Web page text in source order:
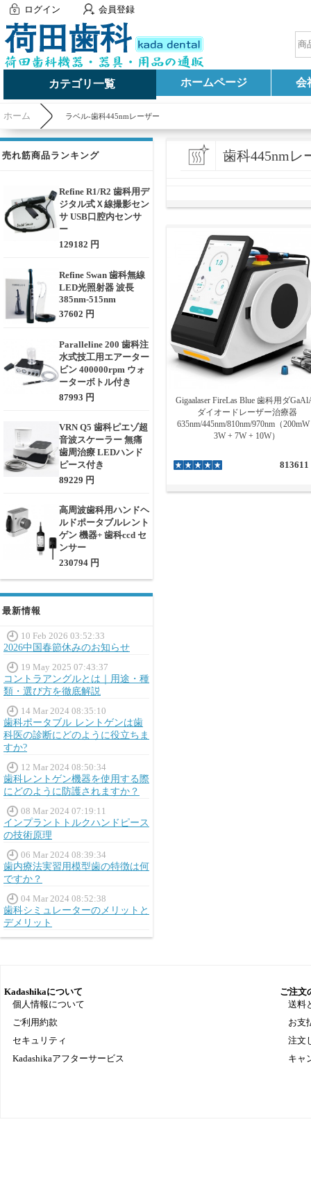
ログイン 会員登録
カテゴリ一覧 ホームページ 会
ホーム ラベル-歯科445nmレーザー
売れ筋商品ランキング
Refine R1/R2 歯科用デ
ジタル式Ｘ線撮影セン
サ USB口腔内センサ
ー
129182 円
Refine Swan 歯科無線
LED光照射器 波長
385nm-515nm
37602 円
Paralleline 200 歯科注
水式技工用エアーター
ビン 400000rpm ウォ
ーターボトル付き
87993 円
VRN Q5 歯科ピエゾ超
音波スケーラー 無痛
歯周治療 LEDハンド
ピース付き
89229 円
高周波歯科用ハンドヘ
ルドポータブルレント
ゲン 機器+ 歯科ccd セ
ンサー
230794 円
最新情報
10 Feb 2026 03:52:33
2026中国春節休みのお知らせ
19 May 2025 07:43:37
コントラアングルとは｜用途・種
類・選び方を徹底解説
14 Mar 2024 08:35:10
歯科ポータブル レントゲンは歯
科医の診断にどのように役立ちま
すか?
12 Mar 2024 08:50:34
歯科レントゲン機器を使用する際
にどのように防護されますか？
08 Mar 2024 07:19:11
インプラントトルクハンドピース
の技術原理
06 Mar 2024 08:39:34
歯内療法実習用模型歯の特徴は何
ですか？
04 Mar 2024 08:52:38
歯科シミュレーターのメリットと
デメリット
歯科445nmレ
Gigaalaser FireLas Blue 歯科用ダ
ダイオードレーザー治療器
635nm/445nm/810nm/970nm（
3W + 7W + 10W）
813611
Kadashikaについて
個人情報について
ご利用約款
セキュリティ
Kadashikaアフターサービス
ご注文
送料
お支
注文
キャ